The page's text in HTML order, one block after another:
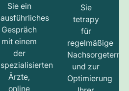
Sie ein
ausführliches
Gespräch
mit einem
der
spezialisierten
Ärzte,
online
Sie
tetrapy
für
regelmäßige
und zur
Optimierung